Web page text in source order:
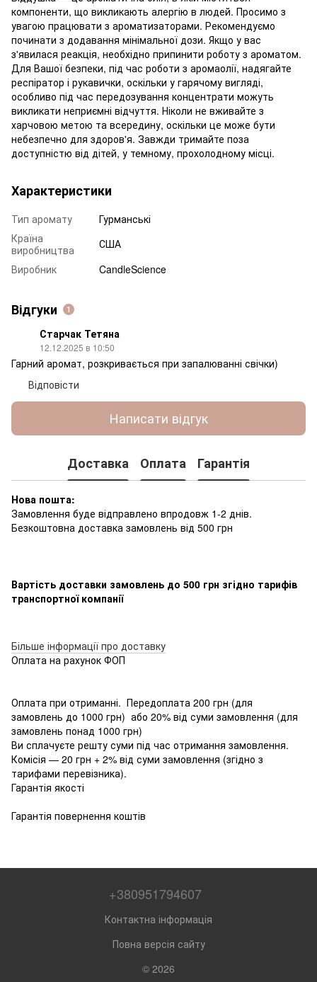
компоненти, що викликають алергію в людей. Просимо з
увагою працювати з ароматизаторами. Рекомендуємо
починати з додавання мінімальної дози. Якщо у вас
з'явилася реакція, необхідно припинити роботу з ароматом.
Для Вашої безпеки, під час роботи з аромаолії, надягайте
респіратор і рукавички, оскільки у гарячому вигляді,
особливо під час передозування концентрати можуть
викликати неприємні відчуття. Ніколи не вживайте з
харчовою метою та всередину, оскільки це може бути
небезпечно для здоров'я. Завжди тримайте поза
доступністю від дітей, у темному, прохолодному місці.
Характеристики
Тип аромату
Гурманські
Країна
виробництва
США
Виробник
CandleScience
Відгуки 1
Старчак Тетяна
12.12.2025 в 10:50
Гарний аромат, розкривається при запалюванні свічки)
Відповісти
Написати відгук
Доставка Оплата Гарантія
Нова пошта:
Замовлення буде відправлено впродовж 1-2 днів.
Безкоштовна доставка замовлень від 500 грн
Вартість доставки замовлень до 500 грн згідно тарифів
транспортної компанії
Більше інформації про доставку
Оплата на рахунок ФОП
Оплата при отриманні. Передоплата 200 грн (для
замовлень до 1000 грн) або 20% від суми замовлення (для
замовлень понад 1000 грн)
Ви сплачуєте решту суми під час отримання замовлення.
Комісія — 20 грн + 2% від суми замовлення (згідно з
тарифами перевізника).
Гарантія якості
Гарантія повернення коштів
+380951794607
Контактна інформація
Повна версія сайту
© 2026